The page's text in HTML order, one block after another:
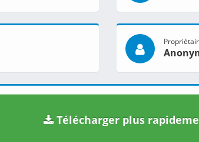
Télécharger plus